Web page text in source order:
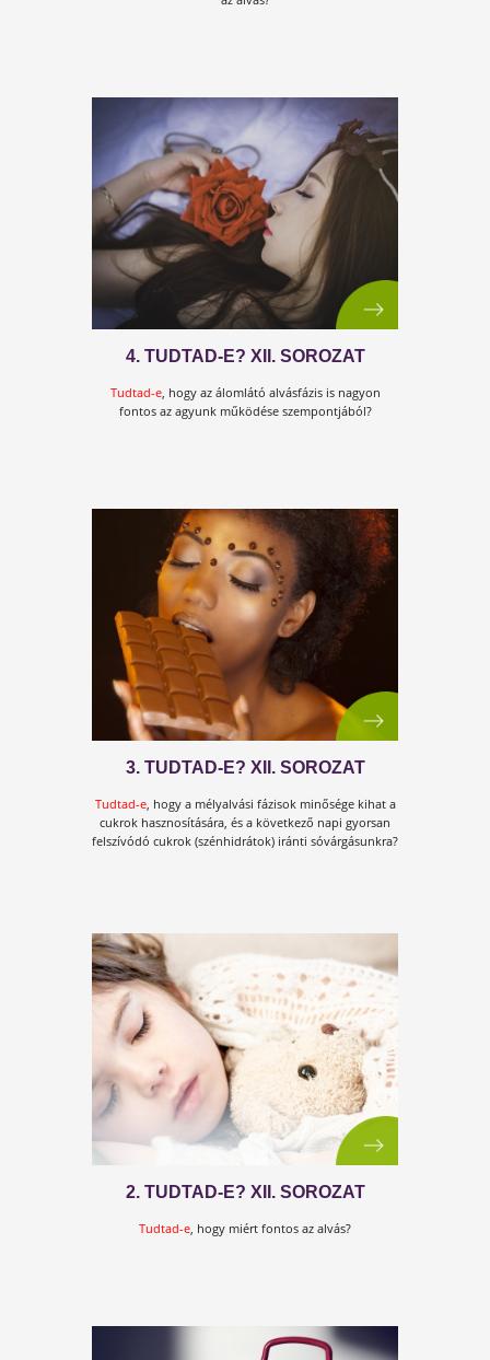
A tested egy olyan "gépezet", ami azt a minőséget
vissza, amit beleteszel.
8. TUDTAD-E? XII. SOROZAT
Tudtad-e, mit tehetsz a jobb alvásminőség
érdekében?